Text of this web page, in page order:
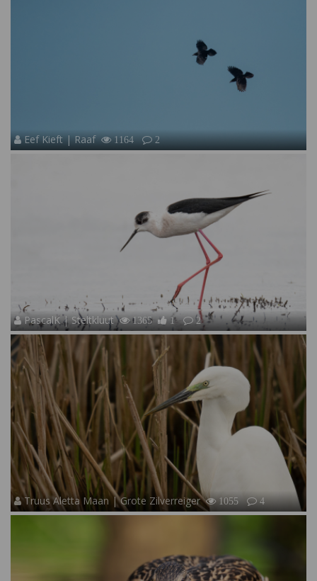
Eef Kieft | Raaf 1164 2
PascalK | Steltkluut 1365 1 2
Truus Aletta Maan | Grote Zilverreiger 1055 4